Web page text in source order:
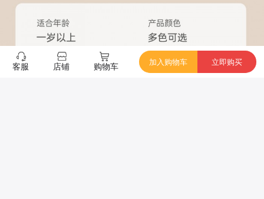
客服 店铺 购物车 加入购物车 立即购买